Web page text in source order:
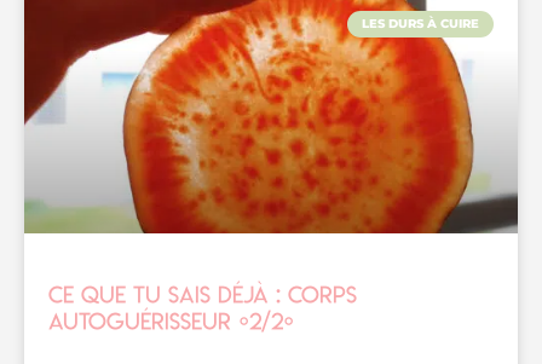
LES DURS À CUIRE
Ce que tu sais déjà : corps
autoguérisseur {2/2}